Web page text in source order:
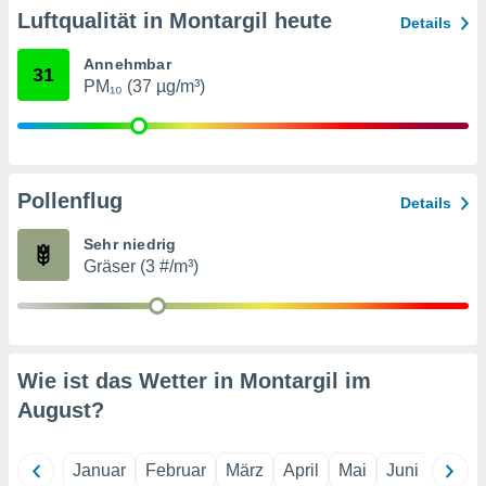
um
diese
Einige
dem Sie
Sie Ihre
Luftqualität in Montargil heute Details
31 Annehmbar
PM₁₀ (37 µg/m³)
Pollenflug Details
Sehr niedrig
Gräser (3 #/m³)
Wie ist das Wetter in Montargil im
August?
Januar Februar März April Mai Juni Juli